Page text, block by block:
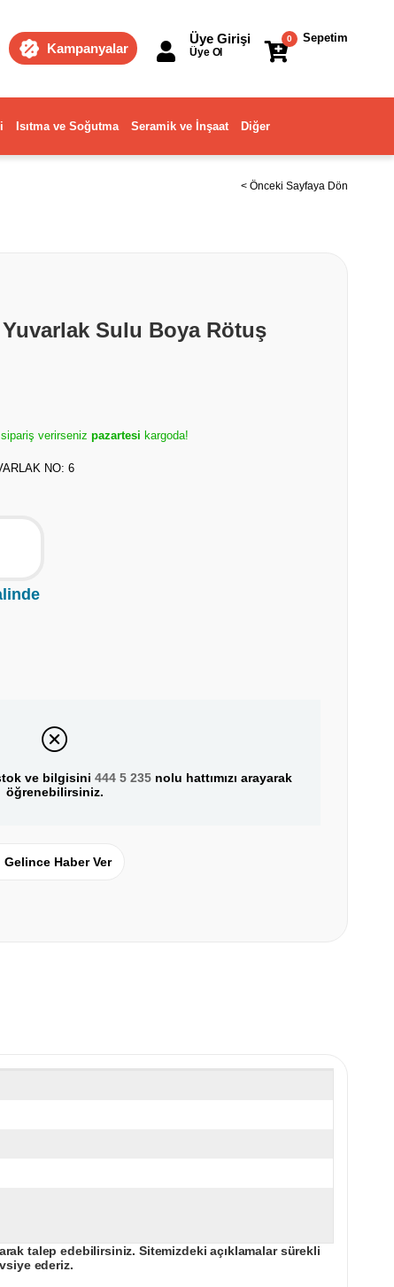
Kampanyalar
Sepetim
0
Üye Girişi
Üye Ol
Isıtma ve Soğutma Seramik ve İnşaat Diğer
< Önceki Sayfaya Dön
Yuvarlak Sulu Boya Rötuş
verirseniz pazartesi kargoda!
NO: 6
ve bilgisini 444 5 235nolu hattımızı arayarak
öğrenebilirsiniz.
Gelince Haber Ver
talep edebilirsiniz. Sitemizdeki açıklamalar sürekli
ederiz.